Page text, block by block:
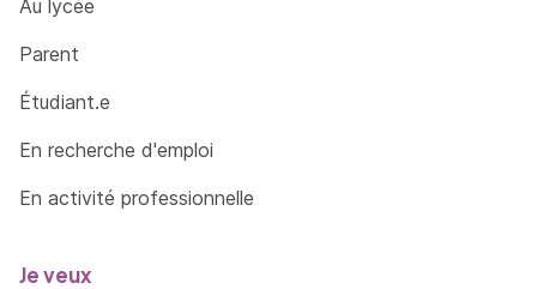
Au lycée
Parent
Étudiant.e
En recherche d'emploi
En activité professionnelle
Je veux